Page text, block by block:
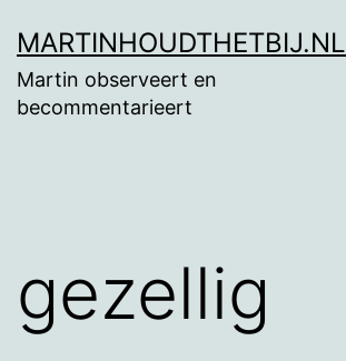
naar
de
MARTINHOUDTHETBIJ.NL
Martin observeert en
becommentarieert
gezellig